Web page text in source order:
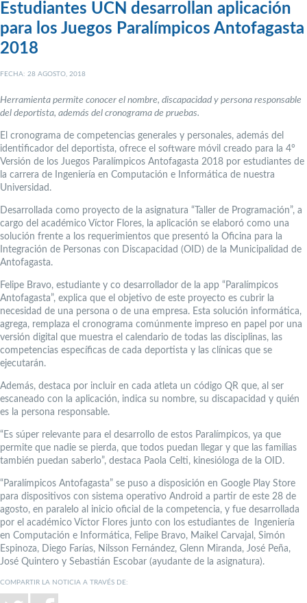
Estudiantes UCN desarrollan aplicación
para los Juegos Paralímpicos Antofagasta
2018
FECHA: 28 AGOSTO, 2018
Herramienta permite conocer el nombre, discapacidad y persona responsable
del deportista, además del cronograma de pruebas.
El cronograma de competencias generales y personales, además del
identificador del deportista, ofrece el software móvil creado para la 4°
Versión de los Juegos Paralímpicos Antofagasta 2018 por estudiantes de
la carrera de Ingeniería en Computación e Informática de nuestra
Universidad.
Desarrollada como proyecto de la asignatura “Taller de Programación”, a
cargo del académico Víctor Flores, la aplicación se elaboró como una
solución frente a los requerimientos que presentó la Oficina para la
Integración de Personas con Discapacidad (OID) de la Municipalidad de
Antofagasta.
Felipe Bravo, estudiante y co desarrollador de la app “Paralímpicos
Antofagasta”, explica que el objetivo de este proyecto es cubrir la
necesidad de una persona o de una empresa. Esta solución informática,
agrega, remplaza el cronograma comúnmente impreso en papel por una
versión digital que muestra el calendario de todas las disciplinas, las
competencias específicas de cada deportista y las clínicas que se
ejecutarán.
Además, destaca por incluir en cada atleta un código QR que, al ser
escaneado con la aplicación, indica su nombre, su discapacidad y quién
es la persona responsable.
“Es súper relevante para el desarrollo de estos Paralímpicos, ya que
permite que nadie se pierda, que todos puedan llegar y que las familias
también puedan saberlo”, destaca Paola Celti, kinesióloga de la OID.
“Paralímpicos Antofagasta” se puso a disposición en Google Play Store
para dispositivos con sistema operativo Android a partir de este 28 de
agosto, en paralelo al inicio oficial de la competencia, y fue desarrollada
por el académico Víctor Flores junto con los estudiantes de Ingeniería
en Computación e Informática, Felipe Bravo, Maikel Carvajal, Simón
Espinoza, Diego Farías, Nilsson Fernández, Glenn Miranda, José Peña,
José Quintero y Sebastián Escobar (ayudante de la asignatura).
COMPARTIR LA NOTICIA A TRAVÉS DE: